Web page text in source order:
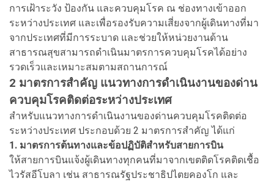
การเฝ้าระวัง ป้องกัน และควบคุมโรค ณ ช่องทางเข้าออก
ระหว่างประเทศ และเพื่อรองรับความเสี่ยงจากผู้เดินทางที่มา
จากประเทศที่มีการระบาด และช่วยให้หน่วยงานด้าน
สาธารณสุขสามารถดำเนินมาตรการควบคุมโรคได้อย่าง
รวดเร็วและเหมาะสมตามสถานการณ์
2 มาตรการสำคัญ แนวทางการดำเนินงานของด่าน
ควบคุมโรคติดต่อระหว่างประเทศ
สำหรับแนวทางการดำเนินงานของด่านควบคุมโรคติดต่อ
ระหว่างประเทศ ประกอบด้วย 2 มาตรการสำคัญ ได้แก่
1. มาตรการต้นทางและข้อปฏิบัติสำหรับสายการบิน
ให้สายการบินแจ้งผู้เดินทางทุกคนที่มาจากเขตติดโรคติดเชื้อ
ไวรัสอีโบลา เช่น สาธารณรัฐประชาธิปไตยคองโก และ